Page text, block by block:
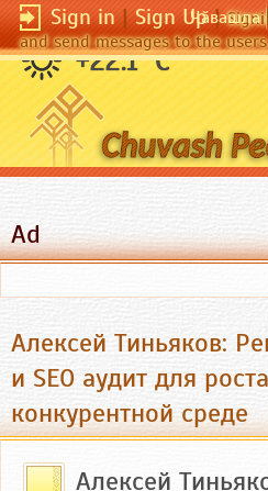
Sign in|Sign Up|
and send messages to the
Чӑвашла
+22.1 °C
Ad
Алексей Тиньяков:
и SEO аудит для
конкурентной среде
Алексей